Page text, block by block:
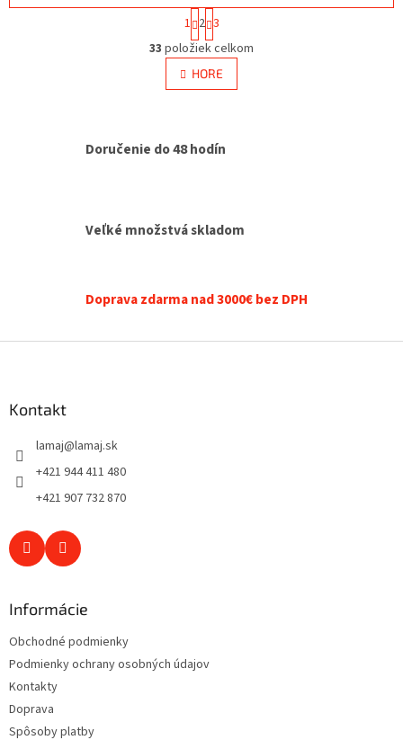
O
v
l
á
c
i
v
ý
s
S
t
r
á
n
k
n
1 2 3
33 položiek celkom
HORE
Doručenie do 48 hodín
Veľké množstvá skladom
Doprava zdarma nad 3000€ bez DPH
Kontakt
lamaj@lamaj.sk
+421 944 411 480
+421 907 732 870
Informácie
Obchodné podmienky
Podmienky ochrany osobných údajov
Kontakty
Doprava
Spôsoby platby